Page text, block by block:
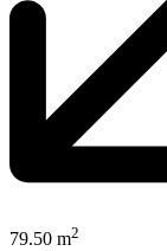
79.50 m2